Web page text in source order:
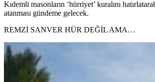
Kıdemli masonların ‘hürriyet’ kuralını
atanması gündeme gelecek.
REMZİ SANVER HÜR DEĞİL AMA…